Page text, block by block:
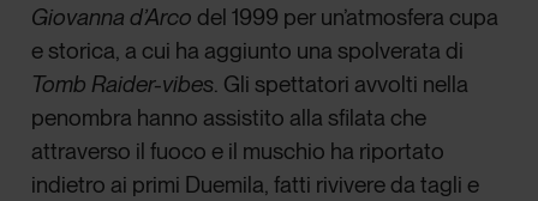
Giovanna d’Arco del 1999 per un’atmosfera cupa
e storica, a cui ha aggiunto una spolverata di
Tomb Raider-vibes. Gli spettatori avvolti nella
penombra hanno assistito alla sfilata che
attraverso il fuoco e il muschio ha riportato
indietro ai primi Duemila, fatti rivivere da tagli e